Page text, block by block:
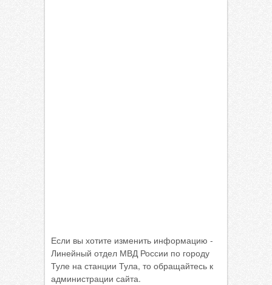
Если вы хотите изменить информацию -
Линейный отдел МВД России по городу
Туле на станции Тула, то обращайтесь к
администрации сайта.